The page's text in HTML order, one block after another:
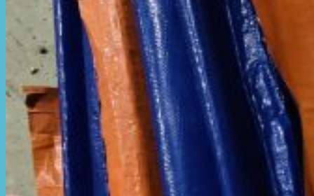
Hòa Phát Đạt
Giới thiệu Hòa Phát Đạt
Sản Phẩm
Sản Phẩm Bạt Che Ngoài Trời
Bạt che nắng mưa
Bạt kéo ngoài trời
Bạt che tự cuốn
Bạt nhựa xanh cam
Bạt sọc 3 màu
Bạt nhựa giá rẻ
Bạt lót ao hồ
Bạt nhựa đen HDPE
Màng chống thấm HDPE